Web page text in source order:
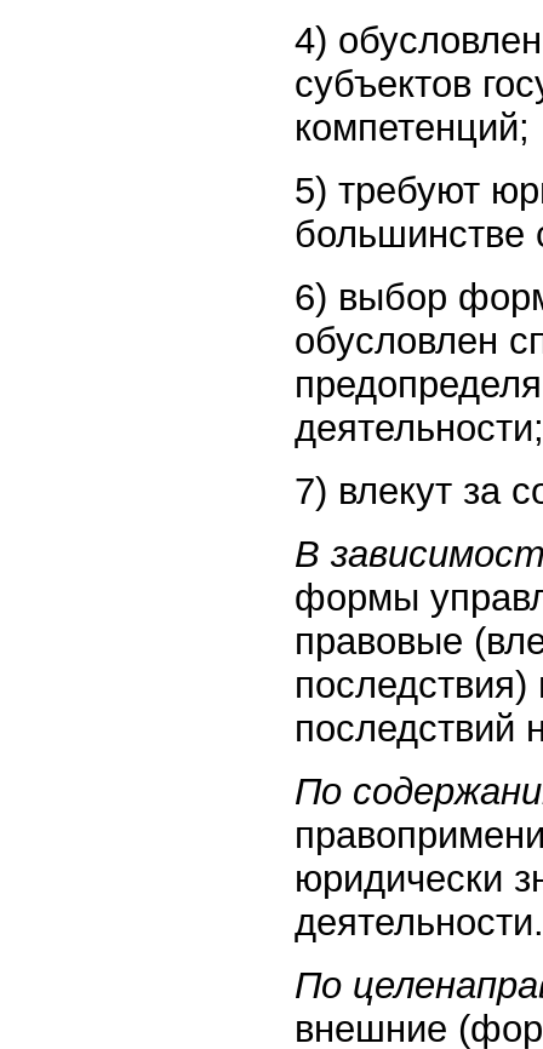
4)
субъектов
компетенций;
5) требуют
большинстве
6) выбор
обусловлен
деятельности;
7) влекут за
В
формы
правовые
последствий
По
юридически
деятельности.
По
внешние